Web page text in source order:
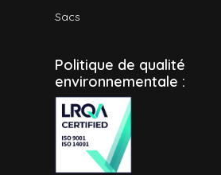
Sacs
Politique de qualité
environnementale :